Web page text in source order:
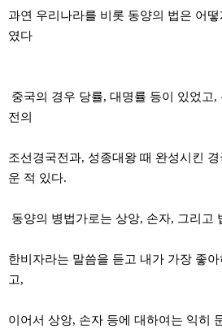
과연 우리나라를 비롯 동양의 법은 어
였다
중국의 경우 당률, 대명률 등이 있었고,
전의
조선경국전과, 성종대왕 때 완성시킨
운 적 있다.
동양의 병법가로는 상앙, 손자, 그리고
한비자라는 말씀을 듣고 내가 가장 좋아
고,
이어서 상앙, 손자 등에 대하여는 익히